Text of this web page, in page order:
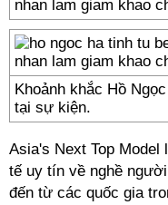
Khoảnh khắc Hồ
tại sự kiện.
Asia's Next Top
tế uy tín về nghề
đến từ các quốc gia